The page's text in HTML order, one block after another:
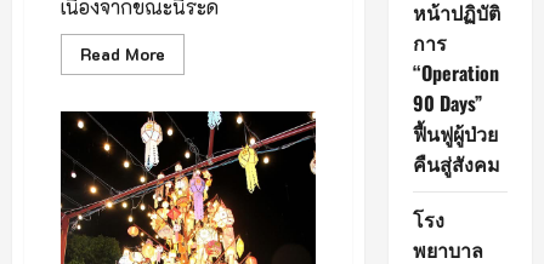
เนื่องจากขณะนี้ระด
Read More
more
แจ้ง
ปิด
เส้น
ทาง
แม่
นาจร–
ขุนยวม
หน้าปฏิบัติ
การ
“Operation
90 Days”
ฟื้นฟูผู้ป่วย
คืนสู่สังคม
โรง
พยาบาล